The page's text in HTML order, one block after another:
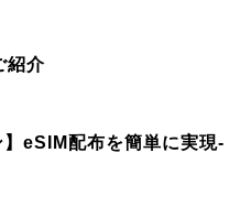
紹介
】eSIM配布を簡単に実現-